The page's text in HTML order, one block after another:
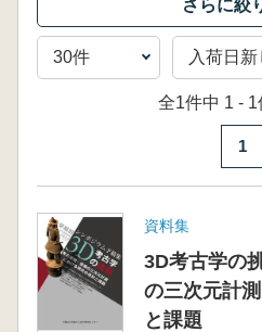
全1件中 1 -
1
資料集
3D考古学の
の三次元計
と課題